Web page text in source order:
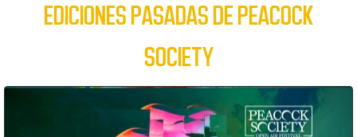
EDICIONES PASADAS DE PEACOCK
SOCIETY